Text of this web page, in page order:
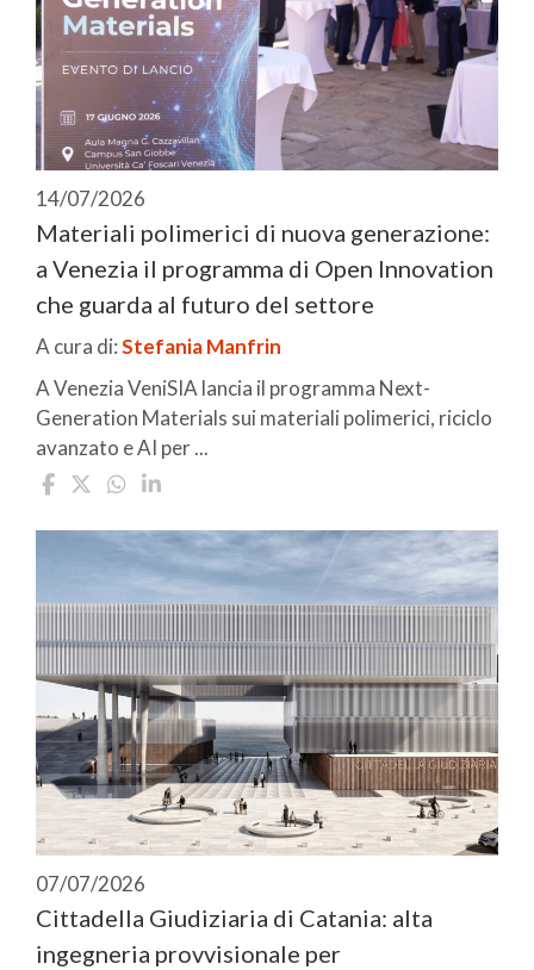
14/07/2026
Materiali polimerici di nuova generazione:
a Venezia il programma di Open Innovation
che guarda al futuro del settore
A cura di:Stefania Manfrin
A Venezia VeniSIA lancia il programma Next-
Generation Materials sui materiali polimerici, riciclo
avanzato e AI per ...
07/07/2026
Cittadella Giudiziaria di Catania: alta
ingegneria provvisionale per